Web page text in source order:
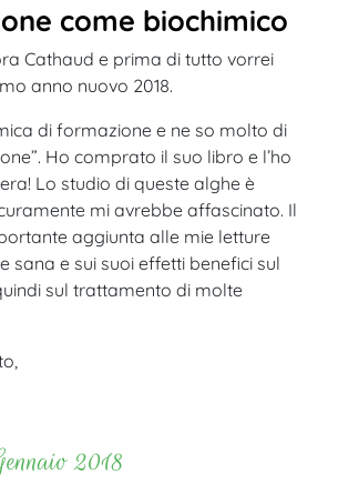
come biochimico
Cathaud e prima di tutto vorrei
anno nuovo 2018.
di formazione e ne so molto di
Ho comprato il suo libro e l’ho
Lo studio di queste alghe è
mi avrebbe affascinato. Il
aggiunta alle mie letture
sana e sui suoi effetti benefici sul
sul trattamento di molte
2018